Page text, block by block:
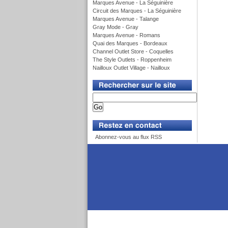
Marques Avenue - La Séguinière
Circuit des Marques - La Séguinière
Marques Avenue - Talange
Gray Mode - Gray
Marques Avenue - Romans
Quai des Marques - Bordeaux
Channel Outlet Store - Coquelles
The Style Outlets - Roppenheim
Nailloux Outlet Village - Nailloux
Abonnez-vous au flux RSS